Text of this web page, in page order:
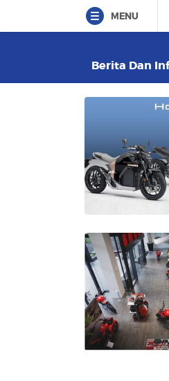
MENU
Berita Dan